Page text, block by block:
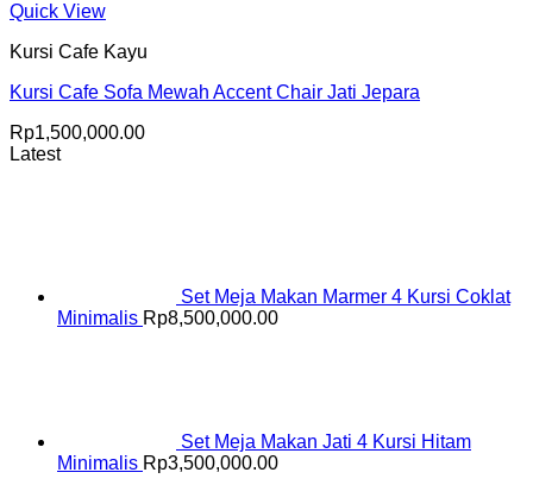
Quick View
Kursi Cafe Kayu
Kursi Cafe Sofa Mewah Accent Chair Jati Jepara
Rp1,500,000.00
Latest
Set Meja Makan Marmer 4 Kursi Coklat
Minimalis Rp8,500,000.00
Set Meja Makan Jati 4 Kursi Hitam
Minimalis Rp3,500,000.00